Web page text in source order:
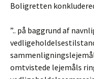
Boligretten
”.. på baggrund af
omtvistede lejemåls